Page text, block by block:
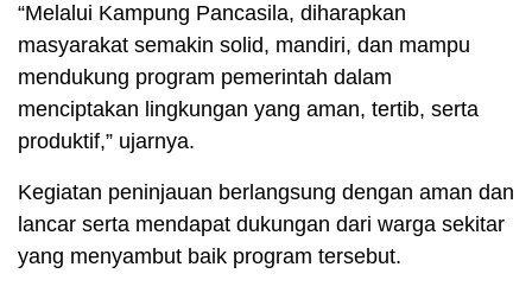
“Melalui Kampung Pancasila, diharapkan
masyarakat semakin solid, mandiri, dan mampu
mendukung program pemerintah dalam
menciptakan lingkungan yang aman, tertib, serta
produktif,” ujarnya.
Kegiatan peninjauan berlangsung dengan aman dan
lancar serta mendapat dukungan dari warga sekitar
yang menyambut baik program tersebut.